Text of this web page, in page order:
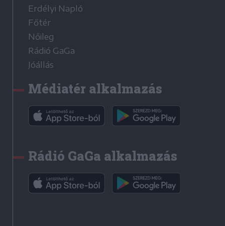
Erdélyi Napló
Főtér
Nőileg
Rádió GaGa
Jóállás
Médiatér alkalmazás
Rádió GaGa alkalmazás